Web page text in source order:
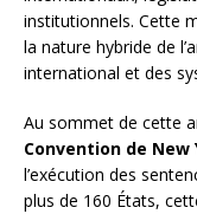
institutionnels. Cette
la nature hybride de
international et des
Au sommet de cette
Convention de New
l’exécution des
plus de 160 États,